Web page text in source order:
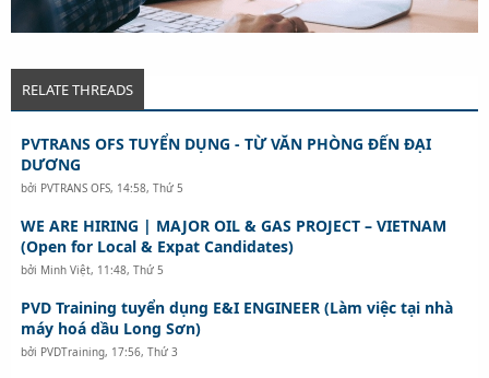
RELATE THREADS
PVTRANS OFS TUYỂN DỤNG - TỪ VĂN PHÒNG ĐẾN ĐẠI
DƯƠNG
bởi PVTRANS OFS, 14:58, Thứ 5
WE ARE HIRING | MAJOR OIL & GAS PROJECT – VIETNAM
(Open for Local & Expat Candidates)
bởi Minh Việt, 11:48, Thứ 5
PVD Training tuyển dụng E&I ENGINEER (Làm việc tại nhà
máy hoá dầu Long Sơn)
bởi PVDTraining, 17:56, Thứ 3